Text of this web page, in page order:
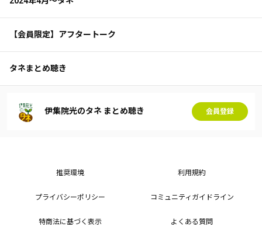
【会員限定】アフタートーク
タネまとめ聴き
伊集院光のタネ まとめ聴き 会員登録
推奨環境 利用規約
プライバシーポリシー コミュニティガイドライン
特商法に基づく表示 よくある質問